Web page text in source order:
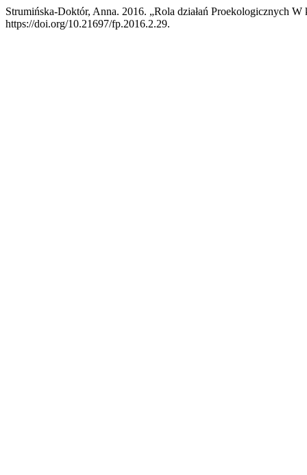
Strumińska-Doktór, Anna. 2016. „Rola działań Proekologicznych
https://doi.org/10.21697/fp.2016.2.29.